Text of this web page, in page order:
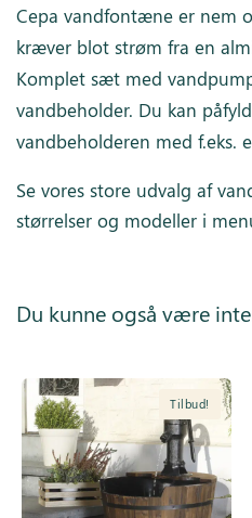
Cepa vandfontæne er nem
kræver blot strøm fra en
Komplet sæt med
vandbeholder. Du kan
vandbeholderen med f.eks.
Se vores store udvalg af
størrelser og modeller i
Du kunne også være
Tilbud!